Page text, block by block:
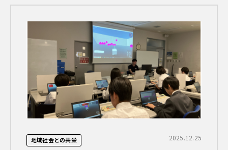
地域社会との共栄 2025.12.25